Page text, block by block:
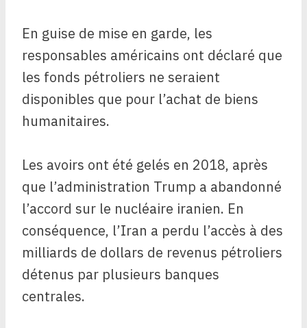
En guise de mise en garde, les
responsables américains ont déclaré que
les fonds pétroliers ne seraient
disponibles que pour l’achat de biens
humanitaires.
Les avoirs ont été gelés en 2018, après
que l’administration Trump a abandonné
l’accord sur le nucléaire iranien. En
conséquence, l’Iran a perdu l’accès à des
milliards de dollars de revenus pétroliers
détenus par plusieurs banques
centrales.